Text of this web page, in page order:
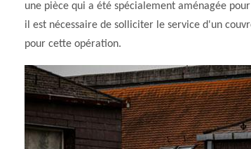
une pièce qui a été spécialement aménagée
il est nécessaire de solliciter le service d'un
pour cette opération.